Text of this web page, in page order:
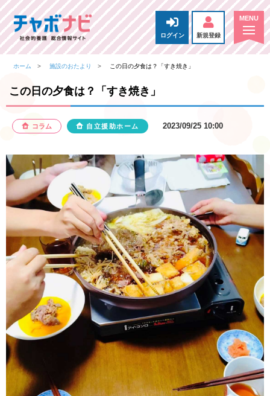
ログイン 新規登録
ホーム 施設のおたより この日の夕食は？「すき焼き」
この日の夕食は？「すき焼き」
コラム 自立援助ホーム 2023/09/25 10:00